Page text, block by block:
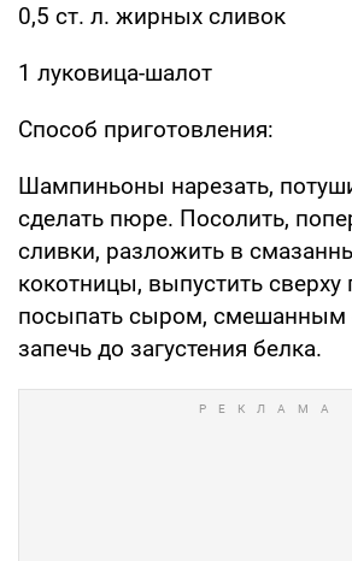
0,5 ст. л. жирных сливок
1 луковица-шалот
Способ приготовления:
Шампиньоны нарезать,
сделать пюре. Посолить,
сливки, разложить в
кокотницы, выпустить сверху
посыпать сыром, смешанным
запечь до загустения белка.